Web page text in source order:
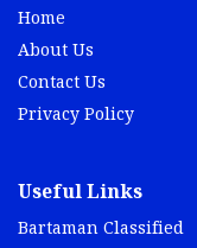
Home
About Us
Contact Us
Privacy Policy
Useful Links
Bartaman Classified